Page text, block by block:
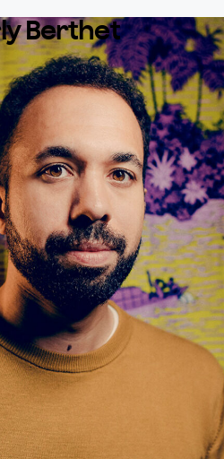
Berthet